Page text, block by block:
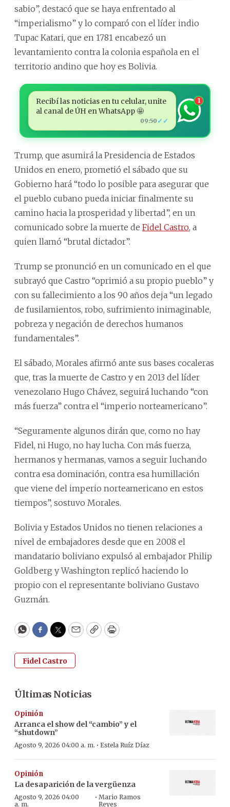
sabio”, destacó que se haya enfrentado al
“imperialismo” y lo comparó con el líder indio
Tupac Katari, que en 1781 encabezó un
levantamiento contra la colonia española en el
territorio andino que hoy es Bolivia.
Recibí las noticias en tu celular, unite
al canal de ÚH en WhatsApp 🤩
09:50 ✓✓
1
Trump, que asumirá la Presidencia de Estados
Unidos en enero, prometió el sábado que su
Gobierno hará “todo lo posible para asegurar que
el pueblo cubano pueda iniciar finalmente su
camino hacia la prosperidad y libertad”, en un
comunicado sobre la muerte de Fidel Castro, a
quien llamó “brutal dictador”.
Trump se pronunció en un comunicado en el que
subrayó que Castro “oprimió a su propio pueblo” y
con su fallecimiento a los 90 años deja “un legado
de fusilamientos, robo, sufrimiento inimaginable,
pobreza y negación de derechos humanos
fundamentales”.
El sábado, Morales afirmó ante sus bases cocaleras
que, tras la muerte de Castro y en 2013 del líder
venezolano Hugo Chávez, seguirá luchando “con
más fuerza” contra el “imperio norteamericano”.
“Seguramente algunos dirán que, como no hay
Fidel, ni Hugo, no hay lucha. Con más fuerza,
hermanos y hermanas, vamos a seguir luchando
contra esa dominación, contra esa humillación
que viene del imperio norteamericano en estos
tiempos”, sostuvo Morales.
Bolivia y Estados Unidos no tienen relaciones a
nivel de embajadores desde que en 2008 el
mandatario boliviano expulsó al embajador Philip
Goldberg y Washington replicó haciendo lo
propio con el representante boliviano Gustavo
Guzmán.
WhatsApp
Facebook
Twitter
EmailCopyPrint
Fidel Castro
Últimas Noticias
Opinión
Arranca el show del “cambio” y el
“shutdown”
Agosto 9, 2026 04:00 a. m. · Estela Ruíz Díaz
Opinión
La desaparición de la vergüenza
Agosto 9, 2026 04:00
a. m.
· Mario Ramos
Reyes